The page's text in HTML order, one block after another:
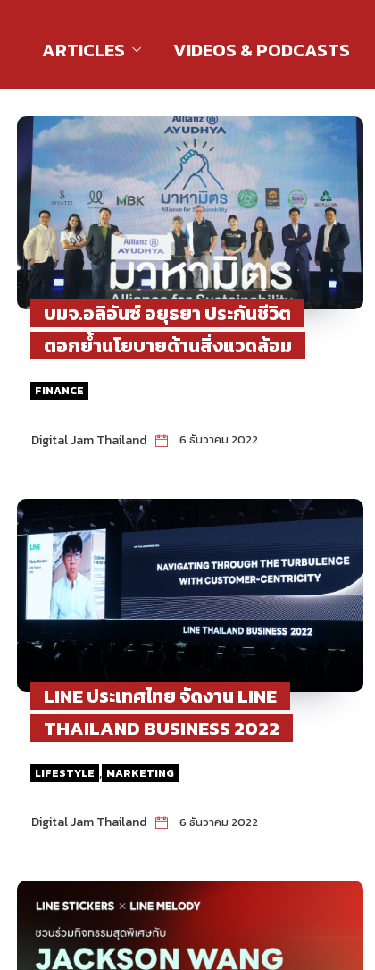
ARTICLES VIDEOS & PODCASTS
บมจ.อลิอันซ์ อยุธยา ประกันชีวิต
ตอกย้ำนโยบายด้านสิ่งแวดล้อม
FINANCE
Digital Jam Thailand 6 ธันวาคม 2022
LINE ประเทศไทย จัดงาน LINE
THAILAND BUSINESS 2022
LIFESTYLE , MARKETING
Digital Jam Thailand 6 ธันวาคม 2022